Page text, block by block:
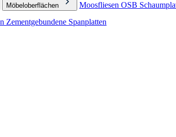
Möbeloberflächen Moosfliesen OSB
Zementgebundene Spanplatten